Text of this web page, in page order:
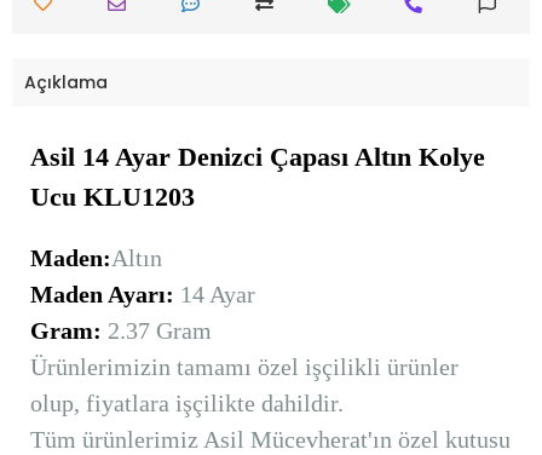
Açıklama
Asil 14 Ayar Denizci Çapası Altın Kolye
Ucu KLU1203
Maden:Altın
Maden Ayarı: 14 Ayar
Gram: 2.37 Gram
Ürünlerimizin tamamı özel işçilikli ürünler
olup, fiyatlara işçilikte dahildir.
Tüm ürünlerimiz Asil Mücevherat'ın özel kutusu